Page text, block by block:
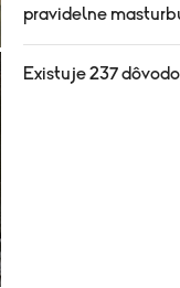
pravidelne
Existuje 237